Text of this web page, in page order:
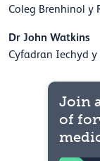
Coleg Brenhinol y
Dr John Watkins
Cyfadran Iechyd y
Join
of